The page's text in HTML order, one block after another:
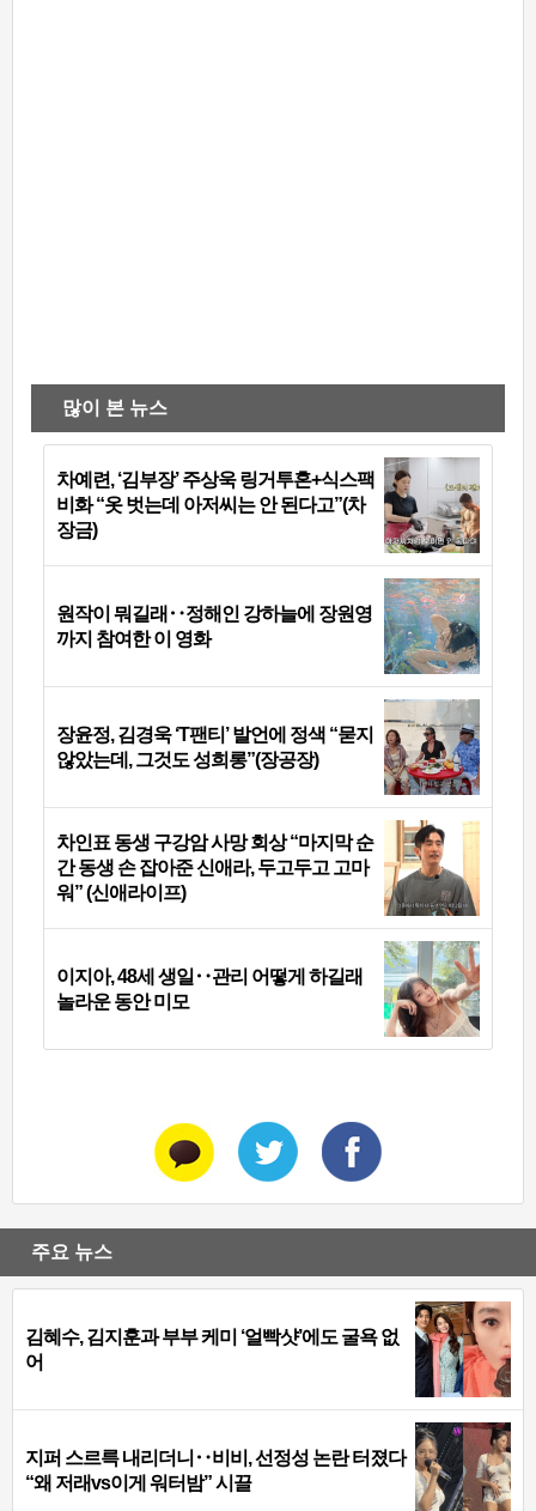
많이 본 뉴스
차예련, ‘김부장’ 주상욱 링거투혼+식스팩
비화 “옷 벗는데 아저씨는 안 된다고”(차
장금)
원작이 뭐길래‥정해인 강하늘에 장원영
까지 참여한 이 영화
장윤정, 김경욱 ‘T팬티’ 발언에 정색 “묻지
않았는데, 그것도 성희롱”(장공장)
차인표 동생 구강암 사망 회상 “마지막 순
간 동생 손 잡아준 신애라, 두고두고 고마
워” (신애라이프)
이지아, 48세 생일‥관리 어떻게 하길래
놀라운 동안 미모
주요 뉴스
김혜수, 김지훈과 부부 케미 ‘얼빡샷’에도 굴욕 없
어
지퍼 스르륵 내리더니‥비비, 선정성 논란 터졌다
“왜 저래vs이게 워터밤” 시끌